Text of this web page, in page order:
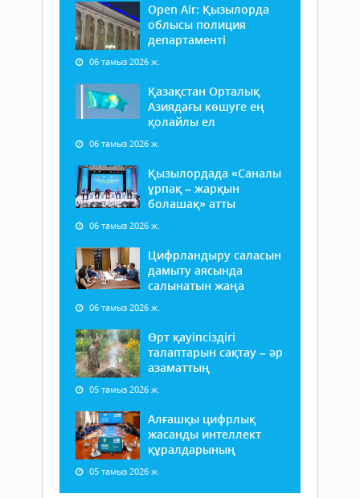
Open Air: Қызылорда
облысы полиция
департаменті
06 тамыз 2026 ж.
Қазақстан Орталық
Азиядағы көшуге ең
қолайлы ел
06 тамыз 2026 ж.
Қызылордада «Саналы
ұрпақ – жарқын
болашақ» атты
06 тамыз 2026 ж.
Цифрландыру саласын
дамыту аясында
салынатын жаңа
06 тамыз 2026 ж.
Өрт қауіпсіздігі
талаптарын сақтау – әр
азаматтың
05 тамыз 2026 ж.
Алғашқы цифрлық
жасанды интеллект
құралдарының
05 тамыз 2026 ж.